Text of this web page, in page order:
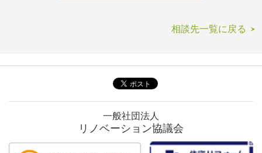
相談先一覧に戻る
一般社団法人
リノベーション協議会